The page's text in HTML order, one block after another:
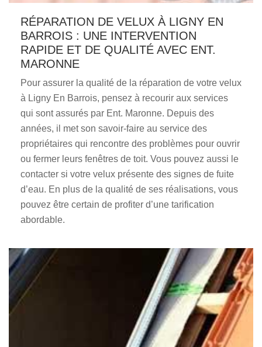
RÉPARATION DE VELUX À LIGNY EN
BARROIS : UNE INTERVENTION
RAPIDE ET DE QUALITÉ AVEC ENT.
MARONNE
Pour assurer la qualité de la réparation de votre velux
à Ligny En Barrois, pensez à recourir aux services
qui sont assurés par Ent. Maronne. Depuis des
années, il met son savoir-faire au service des
propriétaires qui rencontre des problèmes pour ouvrir
ou fermer leurs fenêtres de toit. Vous pouvez aussi le
contacter si votre velux présente des signes de fuite
d’eau. En plus de la qualité de ses réalisations, vous
pouvez être certain de profiter d’une tarification
abordable.